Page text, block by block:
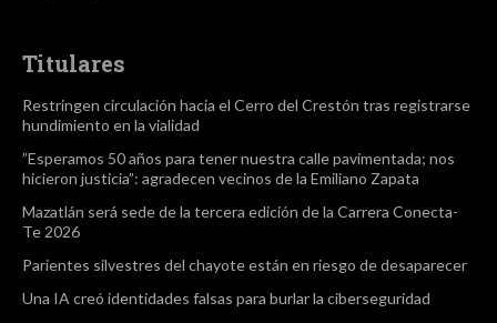
Titulares
Restringen circulación hacia el Cerro del Crestón tras registrarse
hundimiento en la vialidad
”Esperamos 50 años para tener nuestra calle pavimentada; nos
hicieron justicia”: agradecen vecinos de la Emiliano Zapata
Mazatlán será sede de la tercera edición de la Carrera Conecta-
Te 2026
Parientes silvestres del chayote están en riesgo de desaparecer
Una IA creó identidades falsas para burlar la ciberseguridad